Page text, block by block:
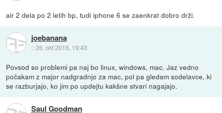
air 2 dela po 2 letih bp, tudi iphone 6 se zaenkrat dobro drži.
joebanana
::26. okt 2016, 19:43
Povsod so problemi pa naj bo linux, windows, mac. Jaz vedno
počakam z major nadgradnjo za mac, pol pa gledam sodelavce, ki
se razburjajo, ko jim po updejtu kakšne stvari nagajajo.
Saul Goodman